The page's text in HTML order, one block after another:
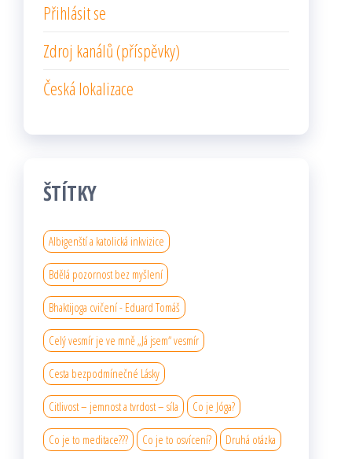
Přihlásit se
Zdroj kanálů (příspěvky)
Česká lokalizace
ŠTÍTKY
Albigenští a katolická inkvizice
Bdělá pozornost bez myšlení
Bhaktijoga cvičení - Eduard Tomáš
Celý vesmír je ve mně „Já jsem“ vesmír
Cesta bezpodmínečné Lásky
Citlivost – jemnost a tvrdost – síla Co je Jóga?
Co je to meditace??? Co je to osvícení? Druhá otázka